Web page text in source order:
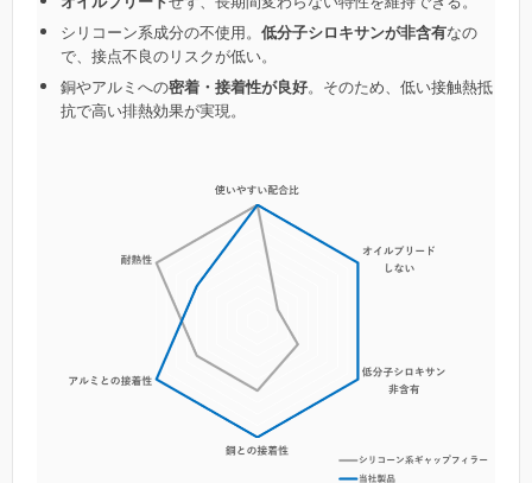
シリコーン系成分の不使用。 低分子シロキサンが非含有なの
で、接点不良のリスクが低い。
銅やアルミへの密着・接着性が良好。そのため、低い接触熱抵
抗で高い排熱効果が実現。